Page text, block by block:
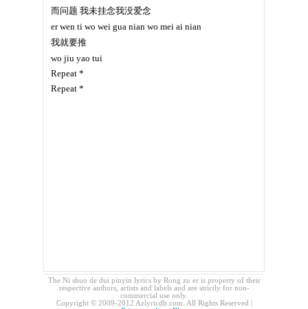
而问题 我未挂念我没爱念
er wen ti wo wei gua nian wo mei ai nian
我就要推
wo jiu yao tui
Repeat *
Repeat *
The Ni shuo de dui pinyin lyrics by Rong zu er is property of their
respective authors, artists and labels and are strictly for non-
commercial use only.
Copyright © 2009-2012 Azlyricdb.com. All Rights Reserved |